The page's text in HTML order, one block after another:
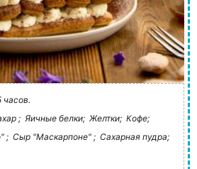
часов.
; Яичные белки; Желтки; Кофе;
; Сыр "Маскарпоне" ; Сахарная пудра;